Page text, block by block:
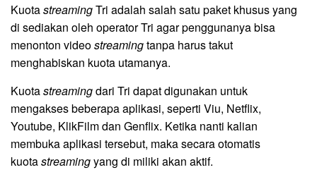
KuotastreamingTri adalah salah satu paket khusus yang
di sediakan oleh operator Tri agar penggunanya bisa
menonton videostreamingtanpa harus takut
menghabiskan kuota utamanya.
Kuotastreamingdari Tri dapat digunakan untuk
mengakses beberapa aplikasi, seperti Viu, Netflix,
Youtube, KlikFilm dan Genflix. Ketika nanti kalian
membuka aplikasi tersebut, maka secara otomatis
kuotastreamingyang di miliki akan aktif.